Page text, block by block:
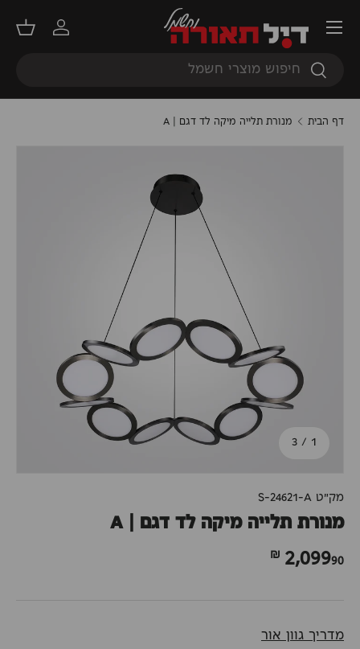
דילוג
חיפוש
חיפוש
התחברות
סל
תפריט
דף הבית מנורת תלייה מיקה לד דגם | A
1
/ מתוך
3
מק"ט S-24621-A
מנורת תלייה מיקה לד דגם | A
2,09990 ₪
מדריך גוון אור